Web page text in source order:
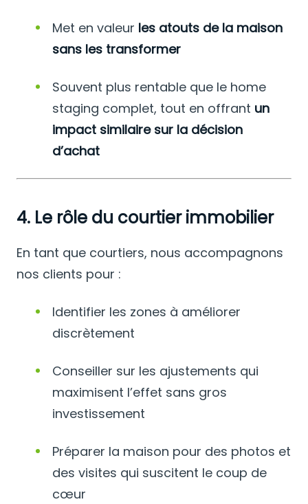
Met en valeur les atouts de la maison
sans les transformer
Souvent plus rentable que le home
staging complet, tout en offrant un
impact similaire sur la décision
d’achat
4. Le rôle du courtier immobilier
En tant que courtiers, nous accompagnons
nos clients pour :
Identifier les zones à améliorer
discrètement
Conseiller sur les ajustements qui
maximisent l’effet sans gros
investissement
Préparer la maison pour des photos et
des visites qui suscitent le coup de
cœur